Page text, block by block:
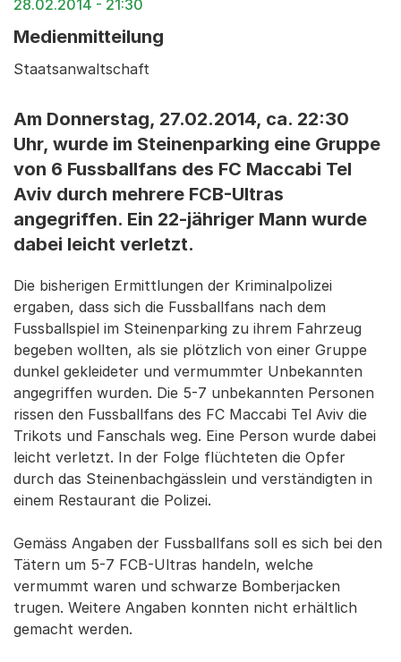
28.02.2014 - 21:30
Medienmitteilung
Staatsanwaltschaft
Am Donnerstag, 27.02.2014, ca. 22:30
Uhr, wurde im Steinenparking eine Gruppe
von 6 Fussballfans des FC Maccabi Tel
Aviv durch mehrere FCB-Ultras
angegriffen. Ein 22-jähriger Mann wurde
dabei leicht verletzt.
Die bisherigen Ermittlungen der Kriminalpolizei
ergaben, dass sich die Fussballfans nach dem
Fussballspiel im Steinenparking zu ihrem Fahrzeug
begeben wollten, als sie plötzlich von einer Gruppe
dunkel gekleideter und vermummter Unbekannten
angegriffen wurden. Die 5-7 unbekannten Personen
rissen den Fussballfans des FC Maccabi Tel Aviv die
Trikots und Fanschals weg. Eine Person wurde dabei
leicht verletzt. In der Folge flüchteten die Opfer
durch das Steinenbachgässlein und verständigten in
einem Restaurant die Polizei.
Gemäss Angaben der Fussballfans soll es sich bei den
Tätern um 5-7 FCB-Ultras handeln, welche
vermummt waren und schwarze Bomberjacken
trugen. Weitere Angaben konnten nicht erhältlich
gemacht werden.